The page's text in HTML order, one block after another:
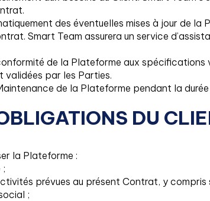
des éventuelles mises à jour de
Smart Team assurera un service
de la Plateforme aux spécifications
validées par les Parties.
de la Plateforme pendant la
DU
la Plateforme :
;
prévues au présent Contrat, y compris
;